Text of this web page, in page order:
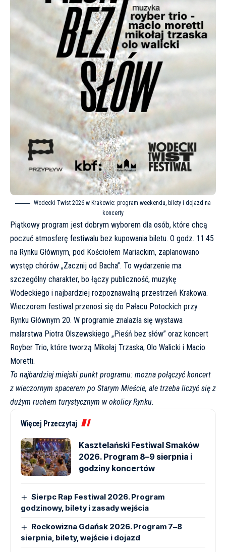
Wodecki Twist 2026 w Krakowie: program weekendu, bilety i dojazd na
koncerty
Piątkowy program jest dobrym wyborem dla osób, które chcą
poczuć atmosferę festiwalu bez kupowania biletu. O godz. 11:45
na Rynku Głównym, pod Kościołem Mariackim, zaplanowano
występ chórów „Zacznij od Bacha”. To wydarzenie ma
szczególny charakter, bo łączy publiczność, muzykę
Wodeckiego i najbardziej rozpoznawalną przestrzeń Krakowa.
Wieczorem festiwal przenosi się do Pałacu Potockich przy
Rynku Głównym 20. W programie znalazła się wystawa
malarstwa Piotra Olszewskiego „Pieśń bez słów” oraz koncert
Royber Trio, które tworzą Mikołaj Trzaska, Olo Walicki i Macio
Moretti.
To najbardziej miejski punkt programu: można połączyć koncert
z wieczornym spacerem po Starym Mieście, ale trzeba liczyć się z
dużym ruchem turystycznym w okolicy Rynku.
Więcej Przeczytaj
Kasztelański Festiwal Smaków
2026. Program 8–9 sierpnia i
godziny koncertów
Sierpc Rap Festiwal 2026. Program
godzinowy, bilety i zasady wejścia
Rockowizna Gdańsk 2026. Program 7–8
sierpnia, bilety, wejście i dojazd